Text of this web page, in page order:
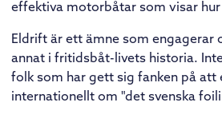
effektiva motorbåtar som visar
Eldrift är ett ämne som engagerar
annat i fritidsbåt-livets historia.
folk som har gett sig fanken på
internationellt om "det svenska